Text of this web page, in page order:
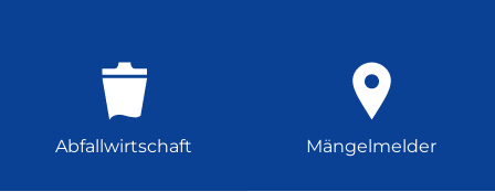
Abfallwirtschaft Mängelmelder